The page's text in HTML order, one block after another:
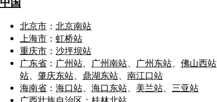
北京市 ： 北京南站
上海市 ： 虹桥站
重庆市 ： 沙坪坝站
广东省 ： 广州站、 广州南站、 广州东站、 佛山西站
站、 肇庆东站、 鼎湖东站、 南江口站
海南省 ： 海口站、 海口东站、 美兰站、 三亚站